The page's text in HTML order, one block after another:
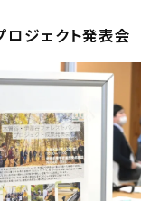
ジェクト発表会